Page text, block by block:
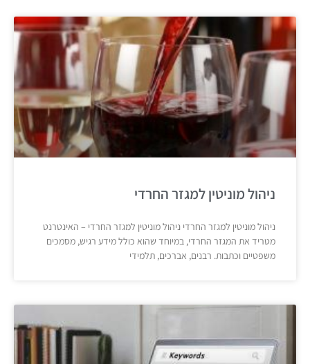
ניהול מוניטין למגזר החרדי
ניהול מוניטין למגזר החרדי ניהול מוניטין למגזר החרדי – האינטרנט
מטריד את המגזר החרדי, במיוחד שהוא כולל מידע רגיש, מסמכים
משפטיים וכתבות. רבנים, אברכים, תלמידי